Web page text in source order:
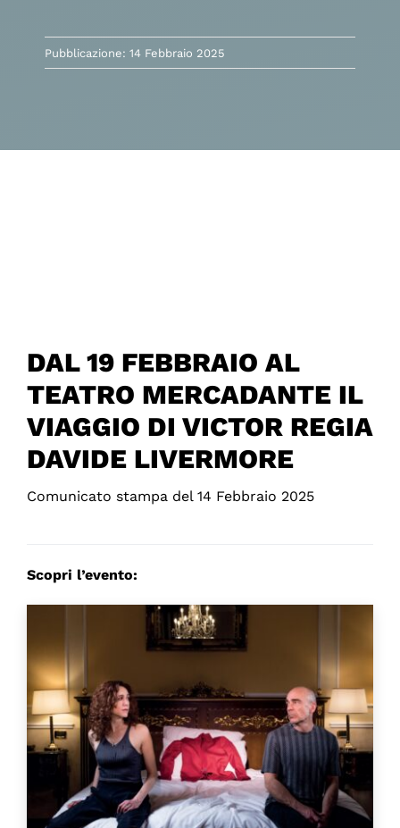
Pubblicazione: 14 Febbraio 2025
DAL 19 FEBBRAIO AL
TEATRO MERCADANTE IL
VIAGGIO DI VICTOR REGIA
DAVIDE LIVERMORE
Comunicato stampa del 14 Febbraio 2025
Scopri l’evento: